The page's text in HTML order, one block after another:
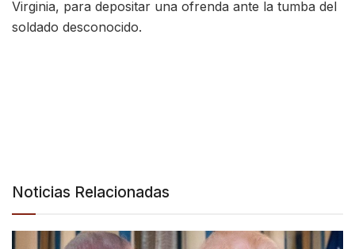
Virginia, para depositar una ofrenda ante la tumba del
soldado desconocido.
Noticias Relacionadas